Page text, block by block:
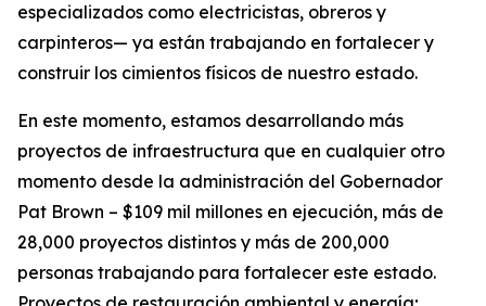
especializados como electricistas, obreros y
carpinteros— ya están trabajando en fortalecer y
construir los cimientos físicos de nuestro estado.
En este momento, estamos desarrollando más
proyectos de infraestructura que en cualquier otro
momento desde la administración del Gobernador
Pat Brown – $109 mil millones en ejecución, más de
28,000 proyectos distintos y más de 200,000
personas trabajando para fortalecer este estado.